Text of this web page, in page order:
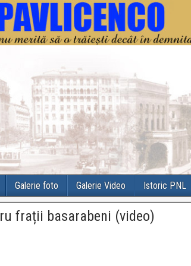
Galerie foto Galerie Video Istoric PNL
frații basarabeni (video)